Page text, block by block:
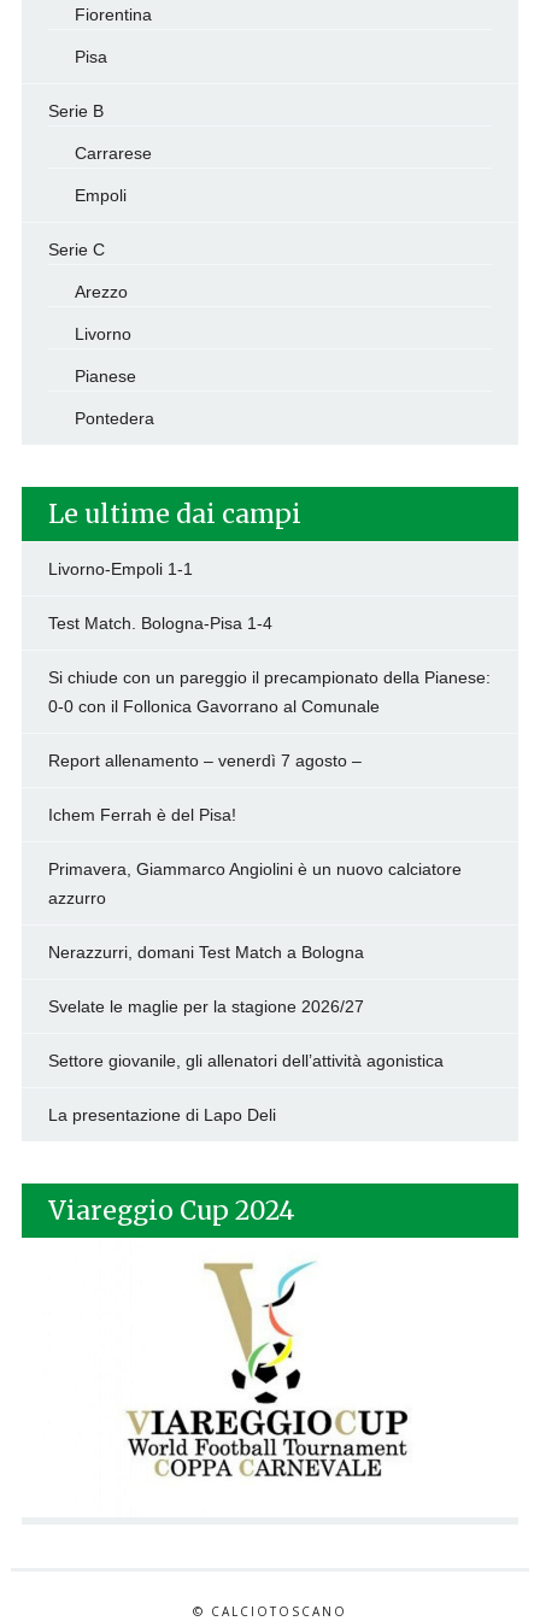
Fiorentina
Pisa
Serie B
Carrarese
Empoli
Serie C
Arezzo
Livorno
Pianese
Pontedera
Le ultime dai campi
Livorno-Empoli 1-1
Test Match. Bologna-Pisa 1-4
Si chiude con un pareggio il precampionato della Pianese:
0-0 con il Follonica Gavorrano al Comunale
Report allenamento – venerdì 7 agosto –
Ichem Ferrah è del Pisa!
Primavera, Giammarco Angiolini è un nuovo calciatore
azzurro
Nerazzurri, domani Test Match a Bologna
Svelate le maglie per la stagione 2026/27
Settore giovanile, gli allenatori dell’attività agonistica
La presentazione di Lapo Deli
Viareggio Cup 2024
© CALCIOTOSCANO